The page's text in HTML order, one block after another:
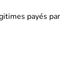
payés par